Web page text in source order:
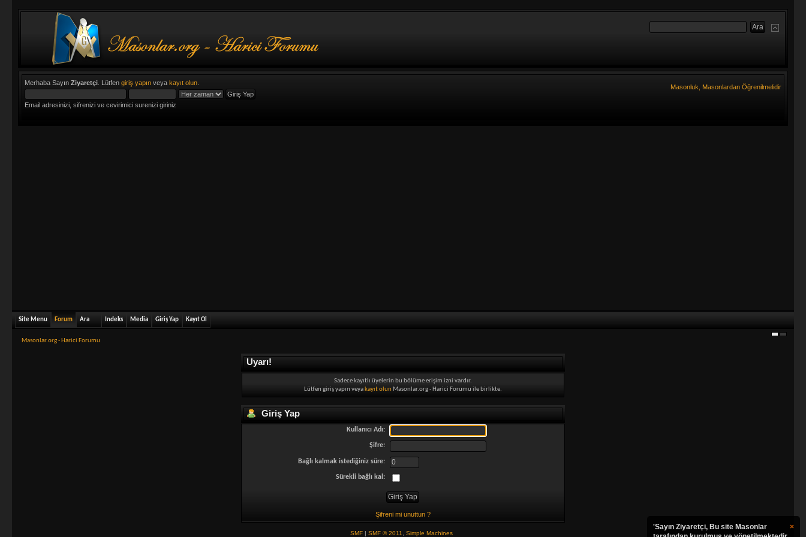
Merhaba SayınZiyaretçi . Lütfengiriş yapın veyakayıt olun
Email adresinizi, sifrenizi ve cevirimici surenizi giriniz
Masonluk, Masonlardan Öğrenilmelidir
Site Menu Forum Ara Indeks Media Giriş Yap Kayıt Ol
Masonlar.org - Harici Forumu
Uyarı!
Sadece kayıtlı üyelerin bu bölüme erişim izni vardır.
Lütfen giriş yapın veya kayıt olun Masonlar.org - Harici Forumu ile birlikte.
Giriş Yap
Kullanıcı Adı:
Şifre:
Bağlı kalmak istediğiniz süre:
Sürekli bağlı kal:
Şifreni mi unuttun ?
SMF| SMF © 2011, Simple Machines
×
'Sayın Ziyaretçi, Bu site Masonlar